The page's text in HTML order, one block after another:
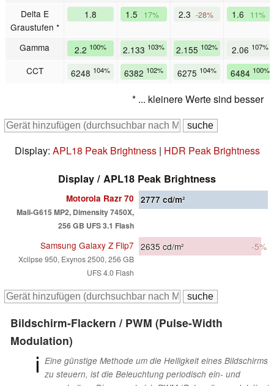
Delta E
Graustufen *
1.8 1.5 17% 2.3 -28% 1.6 11%
Gamma 2.2 100% 2.133 103% 2.155 102% 2.06 107%
CCT 6248 104% 6382 102% 6275 104% 6484 100%
* ... kleinere Werte sind besser
Display: APL18 Peak Brightness| HDR Peak Brightness
Display / APL18 Peak Brightness
Motorola Razr 70
Mali-G615 MP2, Dimensity 7450X,
256 GB UFS 3.1 Flash
2777 cd/m²
Samsung Galaxy Z Flip7
Xclipse 950, Exynos 2500, 256 GB
UFS 4.0 Flash
2635 cd/m² -5%
Bildschirm-Flackern / PWM (Pulse-Width
Modulation)
ℹ Eine günstige Methode um die Helligkeit eines Bildschirms
zu steuern, ist die Beleuchtung periodisch ein- und